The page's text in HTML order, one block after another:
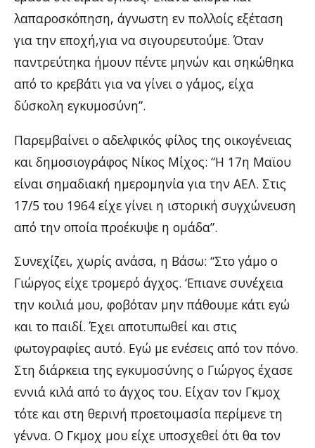
λαπαροσκόπηση, άγνωστη εν πολλοίς εξέταση
για την εποχή,για να σιγουρευτούμε. Όταν
παντρεύτηκα ήμουν πέντε μηνών και σηκώθηκα
από το κρεβάτι για να γίνει ο γάμος, είχα
δύσκολη εγκυμοσύνη”.
Παρεμβαίνει ο αδελφικός φίλος της οικογένειας
και δημοσιογράφος Νίκος Μίχος: “Η 17η Μαϊου
είναι σημαδιακή ημερομηνία για την ΑΕΛ. Στις
17/5 του 1964 είχε γίνει η ιστορική συγχώνευση
από την οποία προέκυψε η ομάδα”.
Συνεχίζει, χωρίς ανάσα, η Βάσω: “Στο γάμο ο
Γιώργος είχε τρομερό άγχος. ‘Επιανε συνέχεια
την κοιλιά μου, φοβόταν μην πάθουμε κάτι εγώ
και το παιδί. Έχει αποτυπωθεί και στις
φωτογραφίες αυτό. Εγώ με ενέσεις από τον πόνο.
Στη διάρκεια της εγκυμοσύνης ο Γιώργος έχασε
εννιά κιλά από το άγχος του. Είχαν τον Γκμοχ
τότε και στη θερινή προετοιμασία περίμενε τη
γέννα. Ο Γκμοχ μου είχε υποσχεθεί ότι θα τον